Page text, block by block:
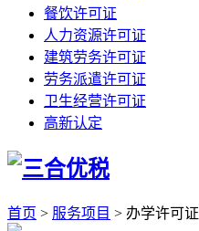
餐饮许可证
人力资源许可证
建筑劳务许可证
劳务派遣许可证
卫生经营许可证
高新认定
首页 > 服务项目 > 办学许可证